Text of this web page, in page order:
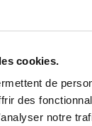
cookies.
de
des
notre
de